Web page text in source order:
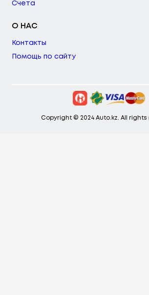
Счета
О НАС
Контакты
Помощь по сайту
Copyright © 2024 Auto.kz. All